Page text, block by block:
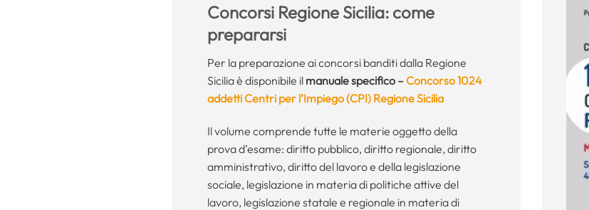
Concorsi Regione Sicilia: come
prepararsi
Per la preparazione ai concorsi banditi dalla Regione
Sicilia è disponibile il manuale specifico –Concorso 1024
addetti Centri per l’Impiego (CPI) Regione Sicilia
Il volume comprende tutte le materie oggetto della
prova d’esame: diritto pubblico, diritto regionale, diritto
amministrativo, diritto del lavoro e della legislazione
sociale, legislazione in materia di politiche attive del
lavoro, legislazione statale e regionale in materia di